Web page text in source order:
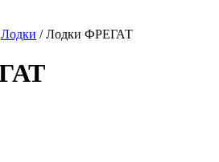
Лодки /Лодки ФРЕГАТ